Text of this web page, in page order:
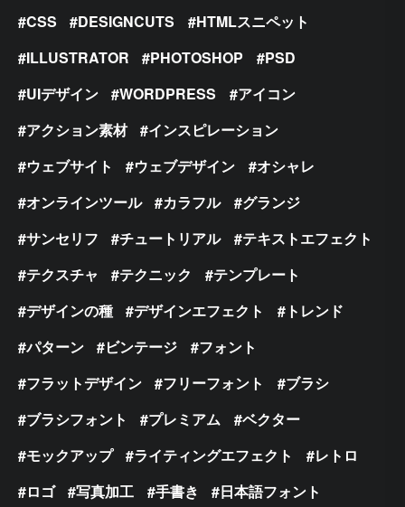
CSS DESIGNCUTS
HTMLスニペット
ILLUSTRATOR
PHOTOSHOP
PSD
UIデザイン
WORDPRESS
アイコン
アクション素材
インスピレーション
ウェブサイト
ウェブデザイン
オシャレ
オンラインツール
カラフル
グランジ
サンセリフ
チュートリアル
テキストエフェクト
テクスチャ
テクニック
テンプレート
デザインの種
デザインエフェクト
トレンド
パターン
ビンテージ
フォント
フラットデザイン
フリーフォント
ブラシ
ブラシフォント
プレミアム
ベクター
モックアップ
ライティングエフェクト
レトロ
ロゴ
写真加工 手書き
日本語フォント